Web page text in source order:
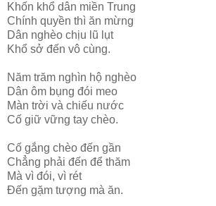
Khốn khổ dân miền Trung
Chính quyền thì ăn mừng
Dân nghèo chịu lũ lụt
Khổ sở đến vô cùng.
Năm trăm nghìn hộ nghèo
Dân ôm bụng đói meo
Màn trời và chiếu nước
Cố giữ vững tay chèo.
Cố gắng chèo đến gần
Chẳng phải đến để thăm
Mà vì đói, vì rét
Đến gặm tượng mà ăn.